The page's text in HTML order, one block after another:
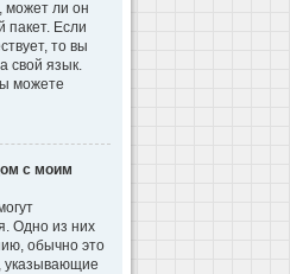
может ли он
пакет. Если
то вы
свой язык.
можете
с моим
Одно из них
обычно это
указывающие